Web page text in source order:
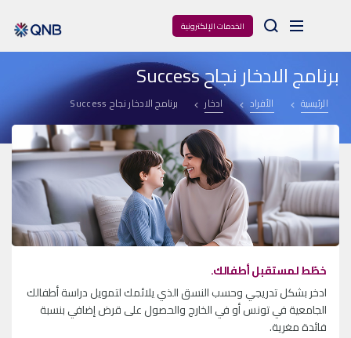
الخدمات الإلكترونية Arama
برنامج الادخار نجاح Success
الرئيسية الأفراد ادخار برنامج الادخار نجاح Success
خطّط لمستقبل أطفالك.
ادخر بشكل تدريجي وحسب النسق الذي يلائمك لتمويل دراسة أطفالك
الجامعية في تونس أو في الخارج والحصول على قرض إضافي بنسبة
فائدة مغرية.